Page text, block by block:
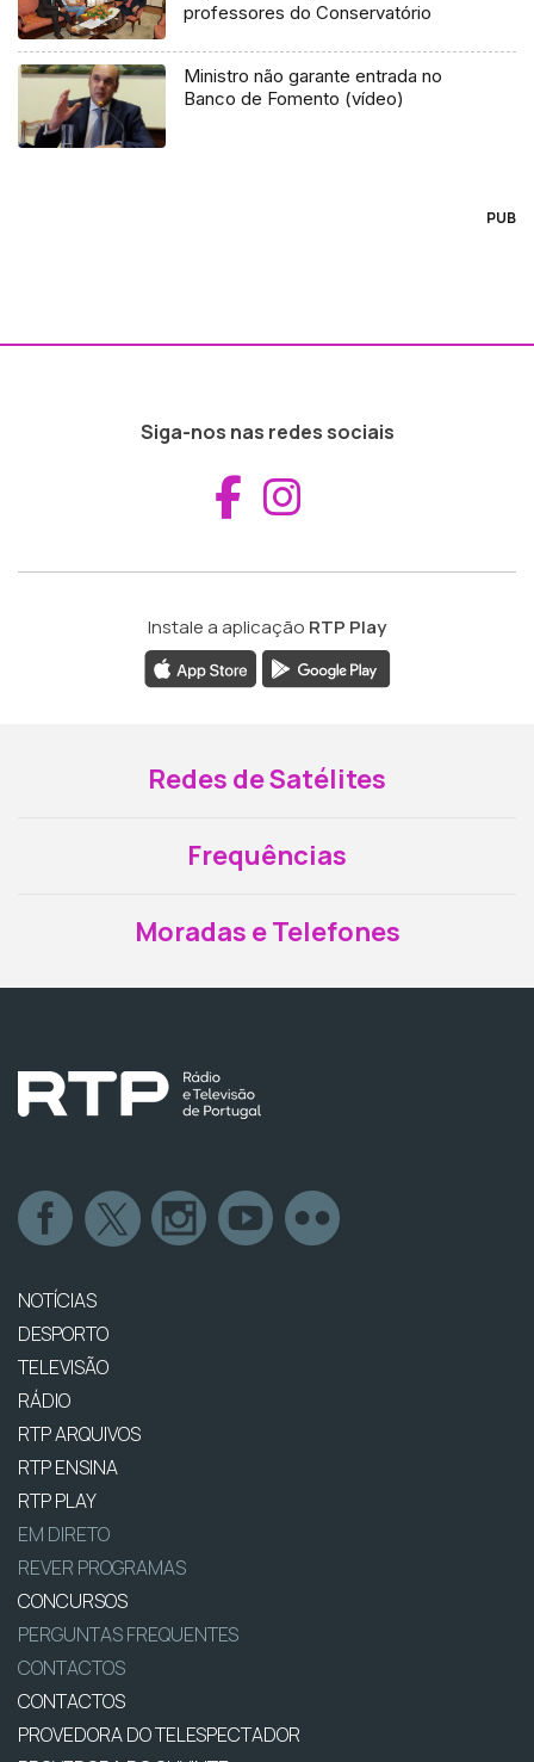
professores do Conservatório
Ministro não garante entrada no
Banco de Fomento (vídeo)
PUB
Siga-nos nas redes sociais
Aceder ao
Instale a aplicação RTP Play
Redes de Satélites
Frequências
Moradas e Telefones
NOTÍCIAS
DESPORTO
TELEVISÃO
RÁDIO
RTP ARQUIVOS
RTP ENSINA
RTP PLAY
EM DIRETO
REVER PROGRAMAS
CONCURSOS
PERGUNTAS FREQUENTES
CONTACTOS
CONTACTOS
PROVEDORA DO TELESPECTADOR